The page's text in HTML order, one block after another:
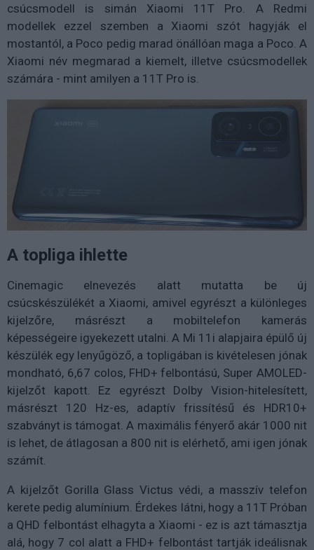
csúcsmodell is simán Xiaomi 11T Pro. A Redmi
modellek ezzel szemben a Xiaomi szót hagyják el
mostantól, a Poco pedig marad önállóan maga a Poco. A
Xiaomi név megmarad a kiemelt, illetve csúcsmodellek
számára - mint amilyen a 11T Pro is.
A topliga ihlette
Cinemagic elnevezés alatt mutatta be új
csúcskészülékét a Xiaomi, amivel egyrészt a különleges
kijelzőre, másrészt a mobiltelefon kamerás
képességeire igyekezett utalni. A Mi 11i alapjaira épülő új
készülék egy lenyűgöző, a topligában is kivételesen jónak
mondható, 6,67 colos, FHD+ felbontású, Super AMOLED-
kijelzőt kapott. Ez egyrészt Dolby Vision-hitelesített,
másrészt 120 Hz-es, adaptív frissítésű és HDR10+
szabványt is támogat. A maximális fényerő akár 1000 nit
is lehet, de átlagosan a 800 nit is elérhető, ami igen jónak
számít.
A kijelzőt Gorilla Glass Victus védi, a masszív telefon
kerete pedig alumínium. Érdekes látni, hogy a 11T Próban
a QHD felbontást elhagyta a Xiaomi - ez is azt támasztja
alá, hogy 7 col alatt a FHD+ felbontást tartják ideálisnak